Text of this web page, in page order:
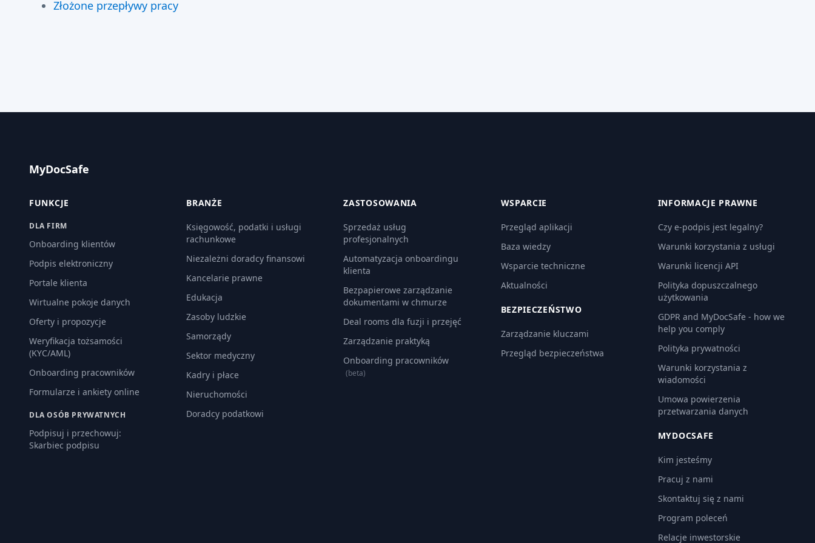
Złożone przepływy pracy
MyDocSafe
FUNKCJE
DLA FIRM
Onboarding klientów
Podpis elektroniczny
Portale klienta
Wirtualne pokoje danych
Oferty i propozycje
Weryfikacja tożsamości
(KYC/AML)
Onboarding pracowników
Formularze i ankiety online
DLA OSÓB PRYWATNYCH
Podpisuj i przechowuj:
Skarbiec podpisu
BRANŻE
Księgowość, podatki i usługi
rachunkowe
Niezależni doradcy finansowi
Kancelarie prawne
Edukacja
Zasoby ludzkie
Samorządy
Sektor medyczny
Kadry i płace
Nieruchomości
Doradcy podatkowi
ZASTOSOWANIA
Sprzedaż usług
profesjonalnych
Automatyzacja onboardingu
klienta
Bezpapierowe zarządzanie
dokumentami w chmurze
Deal rooms dla fuzji i przejęć
Zarządzanie praktyką
Onboarding pracowników
(beta)
WSPARCIE
Przegląd aplikacji
Baza wiedzy
Wsparcie techniczne
Aktualności
BEZPIECZEŃSTWO
Zarządzanie kluczami
Przegląd bezpieczeństwa
INFORMACJE PRAWNE
Czy e-podpis jest legalny?
Warunki korzystania z usługi
Warunki licencji API
Polityka dopuszczalnego
użytkowania
GDPR and MyDocSafe - how we
help you comply
Polityka prywatności
Warunki korzystania z
wiadomości
Umowa powierzenia
przetwarzania danych
MYDOCSAFE
Kim jesteśmy
Pracuj z nami
Skontaktuj się z nami
Program poleceń
Relacje inwestorskie